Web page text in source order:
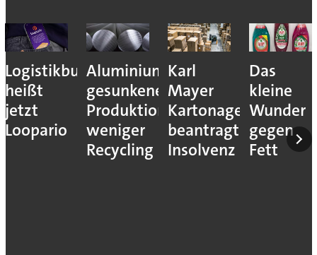
Logistikbude
heißt
jetzt
Loopario
Aluminiumindustrie:
gesunkene
Produktion,
weniger
Recycling
Karl
Mayer
Kartonagenfabrik
beantragt
Insolvenz
Das
kleine
Wunder
gegen
Fett